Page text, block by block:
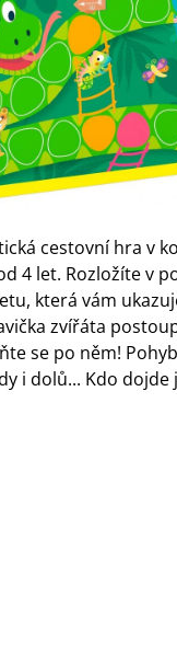
cestovní hra v
4 let. Rozložíte v
která vám
zvířáta
se po něm!
i dolů... Kdo dojde